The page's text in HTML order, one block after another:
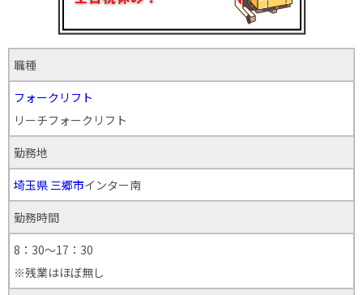
職種
フォークリフト
リーチフォークリフト
勤務地
埼玉県 三郷市インター南
勤務時間
8：30～17：30
※残業はほぼ無し